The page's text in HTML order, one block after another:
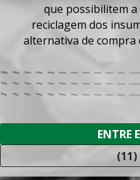
que possibilitem
reciclagemdos
alternativa de compra
ENTRE
(11)